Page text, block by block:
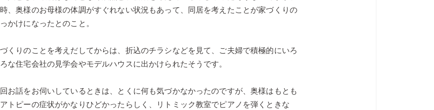
、奥様のお母様の体調がすぐれない状況もあって、同居を考えたことが家づくりの
かけになったとのこと。
くりのことを考えだしてからは、折込のチラシなどを見て、ご夫婦で積極的にいろ
な住宅会社の見学会やモデルハウスに出かけられたそうです。
お話をお伺いしているときは、とくに何も気づかなかったのですが、奥様はもとも
トピーの症状がかなりひどかったらしく、リトミック教室でピアノを弾くときな